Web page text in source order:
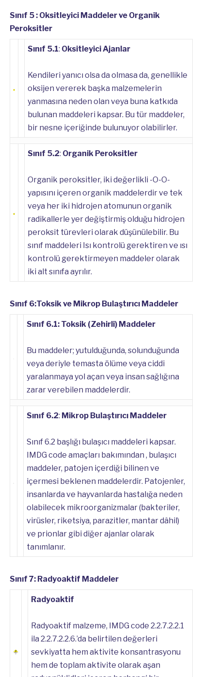
Sınıf 5 : Oksitleyici Maddeler ve Organik
Peroksitler
Sınıf 5.1: Oksitleyici Ajanlar
Kendileri yanıcı olsa da olmasa da, genellikle
oksijen vererek başka malzemelerin
yanmasına neden olan veya buna katkıda
bulunan maddeleri kapsar. Bu tür maddeler,
bir nesne içeriğinde bulunuyor olabilirler.
Sınıf 5.2: Organik Peroksitler
Organik peroksitler, iki değerlikli -O-O-
yapısını içeren organik maddelerdir ve tek
veya her iki hidrojen atomunun organik
radikallerle yer değiştirmiş olduğu hidrojen
peroksit türevleri olarak düşünülebilir. Bu
sınıf maddeleri Isı kontrolü gerektiren ve ısı
kontrolü gerektirmeyen maddeler olarak
iki alt sınıfa ayrılır.
Sınıf 6:Toksik ve Mikrop Bulaştırıcı Maddeler
Sınıf 6.1: Toksik (Zehirli) Maddeler
Bu maddeler; yutulduğunda, solunduğunda
veya deriyle temasta ölüme veya ciddi
yaralanmaya yol açan veya insan sağlığına
zarar verebilen maddelerdir.
Sınıf 6.2: Mikrop Bulaştırıcı Maddeler
Sınıf 6.2 başlığı bulaşıcı maddeleri kapsar.
IMDG code amaçları bakımından , bulaşıcı
maddeler, patojen içerdiği bilinen ve
içermesi beklenen maddelerdir. Patojenler,
insanlarda ve hayvanlarda hastalığa neden
olabilecek mikroorganizmalar (bakteriler,
virüsler, riketsiya, parazitler, mantar dâhil)
ve prionlar gibi diğer ajanlar olarak
tanımlanır.
Sınıf 7: Radyoaktif Maddeler
Radyoaktif
Radyoaktif malzeme, IMDG code 2.2.7.2.2.1
ila 2.2.7.2.2.6.’da belirtilen değerleri
sevkiyatta hem aktivite konsantrasyonu
hem de toplam aktivite olarak aşan